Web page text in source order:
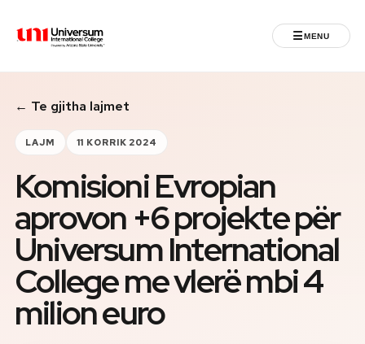
Universum University ☰MENU
MENU
Ballina
Regjistrimet
Programet
Jeta Studentore
Ndërkombëtare
← Te gjitha lajmet
LAJM 11 KORRIK 2024
Komisioni Evropian
aprovon +6 projekte për
Universum International
College me vlerë mbi 4
milion euro